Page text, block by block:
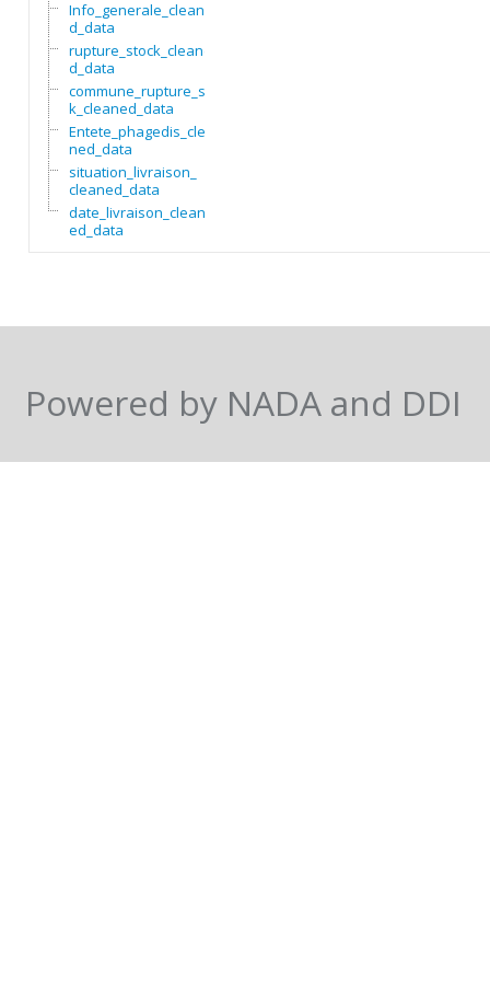
Info_generale_cleane
d_data
rupture_stock_cleane
d_data
commune_rupture_stoc
k_cleaned_data
Entete_phagedis_clea
ned_data
situation_livraison_
cleaned_data
date_livraison_clean
ed_data
Powered by NADA and DDI